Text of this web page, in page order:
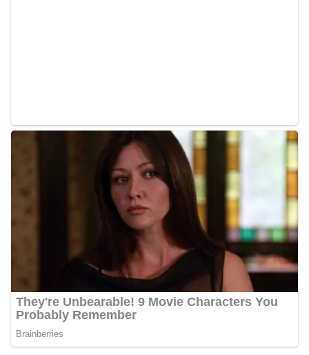
menyambut momentum HUT Kemerdekaan RI
dengan berbagai persiapan di lingkungan
masing-masing.‎Dalam dialog yang berlangsung
akrab, Bhabinkamtibmas menyapa warga,
menanyakan kondisi keamanan dan kenyamanan
lingkungan tempat tinggal, serta membuka ruang
komunikasi dua arah agar warga dapat
menyampaikan keluhan maupun informasi terkait
situasi kamtibmas di sekitar mereka.‎‎‎Salah satu
poin utama yang disampaikan dalam kegiatan
sambang ini adalah imbauan kepada warga untuk
memasang bendera Merah Putih secara penuh,
bukan setengah tiang, sebagai bentuk
penghormatan dan rasa cinta tanah air
menjelang perayaan HUT Kemerdekaan RI.
Petugas mengingatkan bahwa pemasangan
bendera dengan benar merupakan salah satu